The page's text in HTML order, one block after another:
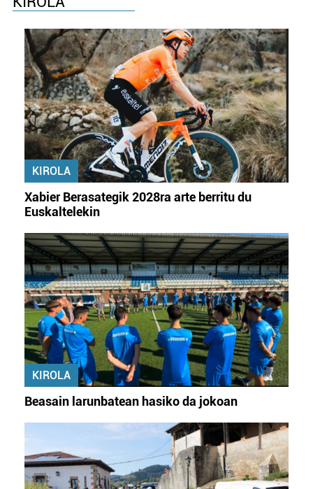
KIROLA
Xabier Berasategik 2028ra arte berritu du
Euskaltelekin
KIROLA
Beasain larunbatean hasiko da jokoan